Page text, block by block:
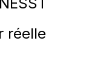
réelle